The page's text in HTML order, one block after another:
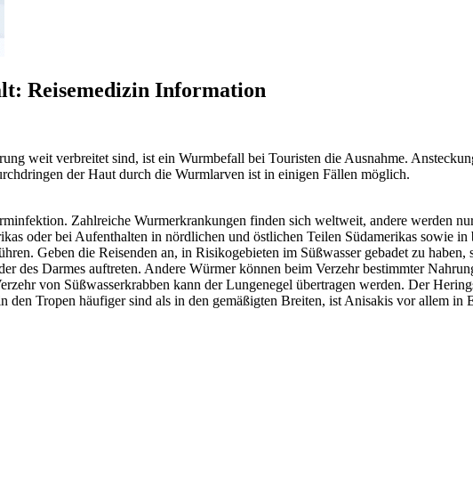
Reisemedizin Information
weit verbreitet sind, ist ein Wurmbefall bei Touristen die Ausnahme.
der Haut durch die Wurmlarven ist in einigen Fällen möglich.
Zahlreiche Wurmerkrankungen finden sich weltweit, andere werden
oder bei Aufenthalten in nördlichen und östlichen Teilen Südamerikas sowie in
Geben die Reisenden an, in Risikogebieten im Süßwasser gebadet zu haben,
des Darmes auftreten. Andere Würmer können beim Verzehr bestimmter
von Süßwasserkrabben kann der Lungenegel übertragen werden. Der
Tropen häufiger sind als in den gemäßigten Breiten, ist Anisakis vor allem in